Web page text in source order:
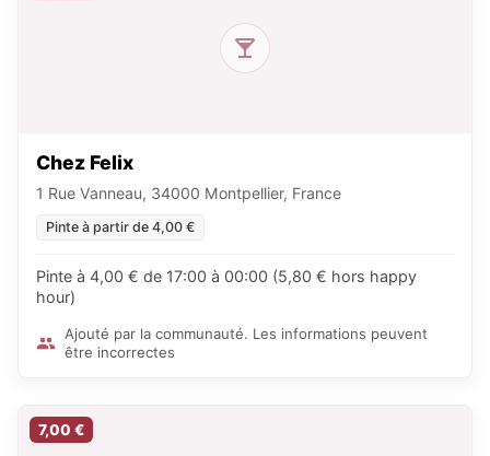
Chez Felix
1 Rue Vanneau, 34000 Montpellier, France
Pinte à partir de 4,00 €
Pinte à 4,00 € de 17:00 à 00:00 (5,80 € hors happy
hour)
Ajouté par la communauté. Les informations peuvent
être incorrectes
7,00 €